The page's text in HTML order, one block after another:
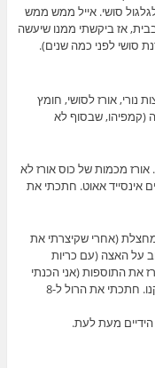
סושי. אייל ממש ממש
אז ביקשתי ממנו שיעשה
סושי לפני כמה שנים).
נורי, אורז לסושי, חומץ
(קמפיהו, שבסוף לא
מכמות של כוס אורז לא
אינסייד אאוט. חתכתי את
(אחרי שקיצרתי את
על האצה (עם כריות
את התוספות (אני הכנתי
מאקי סלמון ואייל הכין מאקי אבוקדו), גלגלנו והדקנו. חתכתי את הרול ל-8
מעת לעת.